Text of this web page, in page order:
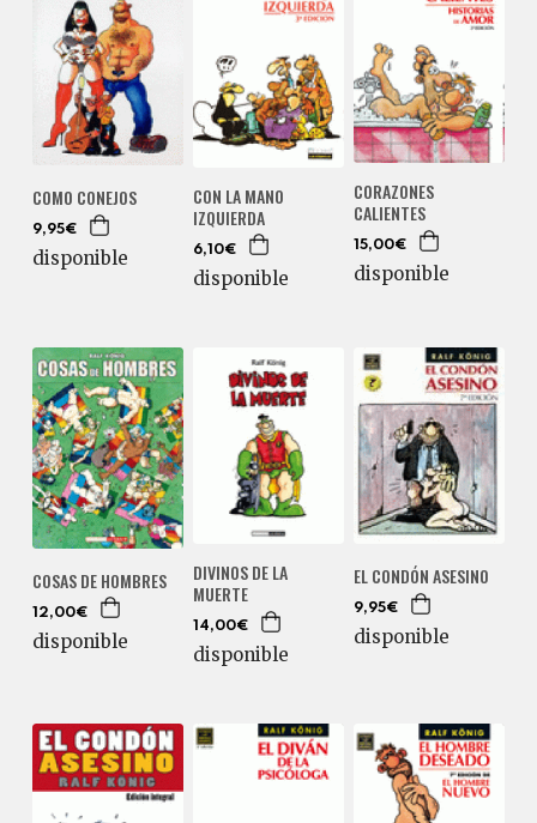
COMO CONEJOS
9,95€
disponible
CON LA MANO
IZQUIERDA
6,10€
disponible
CORAZONES
CALIENTES
15,00€
disponible
COSAS DE HOMBRES
12,00€
disponible
DIVINOS DE LA
MUERTE
14,00€
disponible
EL CONDÓN ASESINO
9,95€
disponible